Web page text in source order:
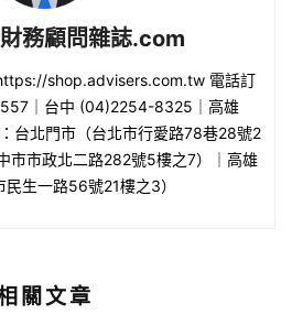
務顧問雜誌.com
shop.advisers.com.tw 電話訂
｜台中 (04)2254-8325｜高雄
台北門市（台北市行愛路78巷28號2
市市政北二路282號5樓之7）｜高雄
民生一路56號21樓之3）
關文章